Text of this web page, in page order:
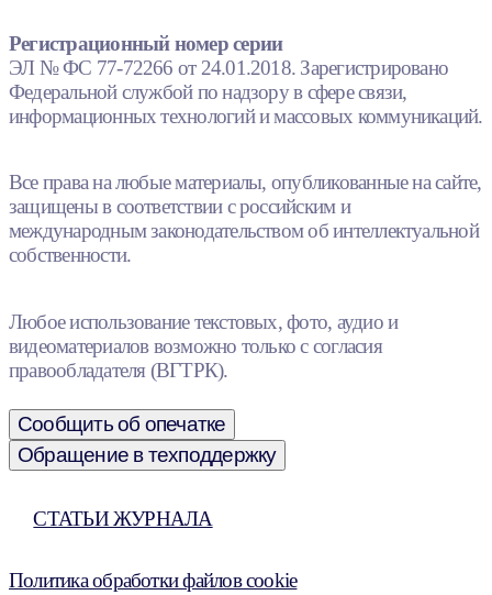
Регистрационный номер серии
ЭЛ № ФС 77-72266 от 24.01.2018. Зарегистрировано
Федеральной службой по надзору в сфере связи,
информационных технологий и массовых коммуникаций.
Все права на любые материалы, опубликованные на сайте,
защищены в соответствии с российским и
международным законодательством об интеллектуальной
собственности.
Любое использование текстовых, фото, аудио и
видеоматериалов возможно только с согласия
правообладателя (ВГТРК).
Сообщить об опечатке
Обращение в техподдержку
СТАТЬИ ЖУРНАЛА
Политика обработки файлов cookie